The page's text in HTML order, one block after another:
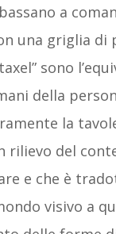
a
una griglia di
sono
della
la
rilievo del
e che è
visivo a